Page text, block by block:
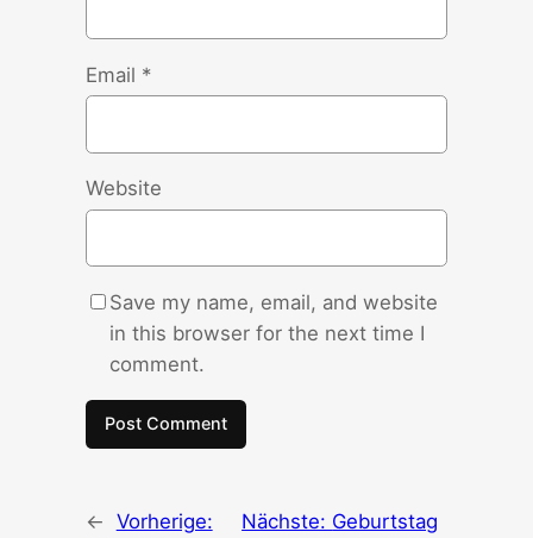
Email *
Website
Save my name, email, and website
in this browser for the next time I
comment.
← Vorherige:
Nächste: Geburtstag